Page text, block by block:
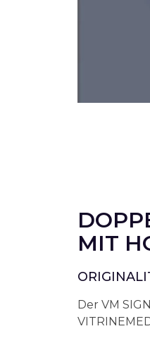
MIT
Der VM